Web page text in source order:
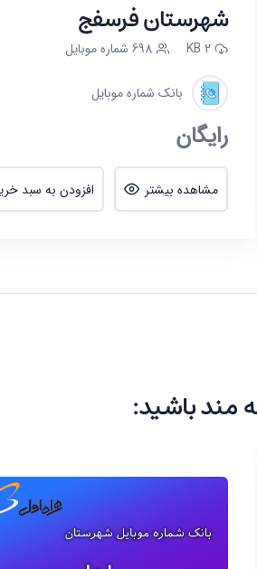
شهرستان فرسفج
2 KB 698 شماره موبایل
بانک شماره موبایل
رایگان
مشاهده بیشتر افزودن به سبد
مند باشید: